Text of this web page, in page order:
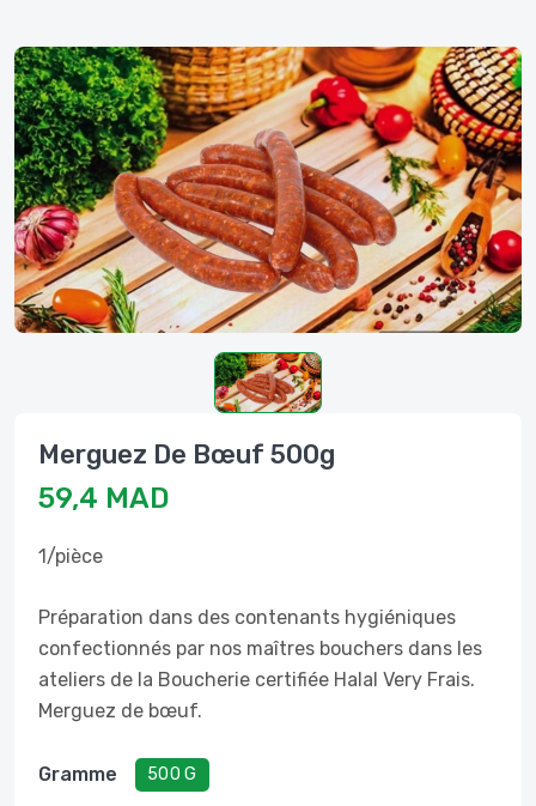
Merguez De Bœuf 500g
59,4 MAD
1/pièce
Préparation dans des contenants hygiéniques
confectionnés par nos maîtres bouchers dans les
ateliers de la Boucherie certifiée Halal Very Frais.
Merguez de bœuf.
Gramme 500 G